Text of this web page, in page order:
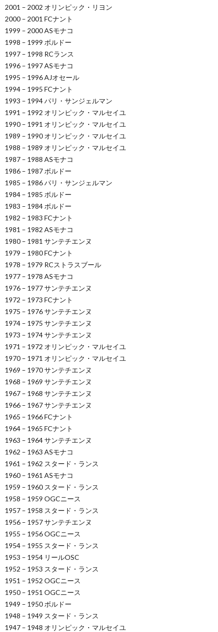
2001 – 2002 オリンピック・リヨン
2000 – 2001 FCナント
1999 – 2000 ASモナコ
1998 – 1999 ボルドー
1997 – 1998 RCランス
1996 – 1997 ASモナコ
1995 – 1996 AJオセール
1994 – 1995 FCナント
1993 – 1994 パリ・サンジェルマン
1991 – 1992 オリンピック・マルセイユ
1990 – 1991 オリンピック・マルセイユ
1989 – 1990 オリンピック・マルセイユ
1988 – 1989 オリンピック・マルセイユ
1987 – 1988 ASモナコ
1986 – 1987 ボルドー
1985 – 1986 パリ・サンジェルマン
1984 – 1985 ボルドー
1983 – 1984 ボルドー
1982 – 1983 FCナント
1981 – 1982 ASモナコ
1980 – 1981 サンテチエンヌ
1979 – 1980 FCナント
1978 – 1979 RCストラスブール
1977 – 1978 ASモナコ
1976 – 1977 サンテチエンヌ
1972 – 1973 FCナント
1975 – 1976 サンテチエンヌ
1974 – 1975 サンテチエンヌ
1973 – 1974 サンテチエンヌ
1971 – 1972 オリンピック・マルセイユ
1970 – 1971 オリンピック・マルセイユ
1969 – 1970 サンテチエンヌ
1968 – 1969 サンテチエンヌ
1967 – 1968 サンテチエンヌ
1966 – 1967 サンテチエンヌ
1965 – 1966 FCナント
1964 – 1965 FCナント
1963 – 1964 サンテチエンヌ
1962 – 1963 ASモナコ
1961 – 1962 スタード・ランス
1960 – 1961 ASモナコ
1959 – 1960 スタード・ランス
1958 – 1959 OGCニース
1957 – 1958 スタード・ランス
1956 – 1957 サンテチエンヌ
1955 – 1956 OGCニース
1954 – 1955 スタード・ランス
1953 – 1954 リールOSC
1952 – 1953 スタード・ランス
1951 – 1952 OGCニース
1950 – 1951 OGCニース
1949 – 1950 ボルドー
1948 – 1949 スタード・ランス
1947 – 1948 オリンピック・マルセイユ